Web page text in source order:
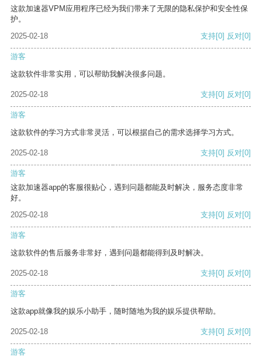
这款加速器VPM应用程序已经为我们带来了无限的隐私保护和安全性保
护。
2025-02-18
支持[0] 反对[0]
游客
这款软件非常实用，可以帮助我解决很多问题。
2025-02-18 支持[0] 反对[0]
游客
这款软件的学习方式非常灵活，可以根据自己的需求选择学习方式。
2025-02-18 支持[0] 反对[0]
游客
这款加速器app的客服很贴心，遇到问题都能及时解决，服务态度非常
好。
2025-02-18
支持[0] 反对[0]
游客
这款软件的售后服务非常好，遇到问题都能得到及时解决。
2025-02-18 支持[0] 反对[0]
游客
这款app就像我的娱乐小助手，随时随地为我的娱乐提供帮助。
2025-02-18 支持[0] 反对[0]
游客